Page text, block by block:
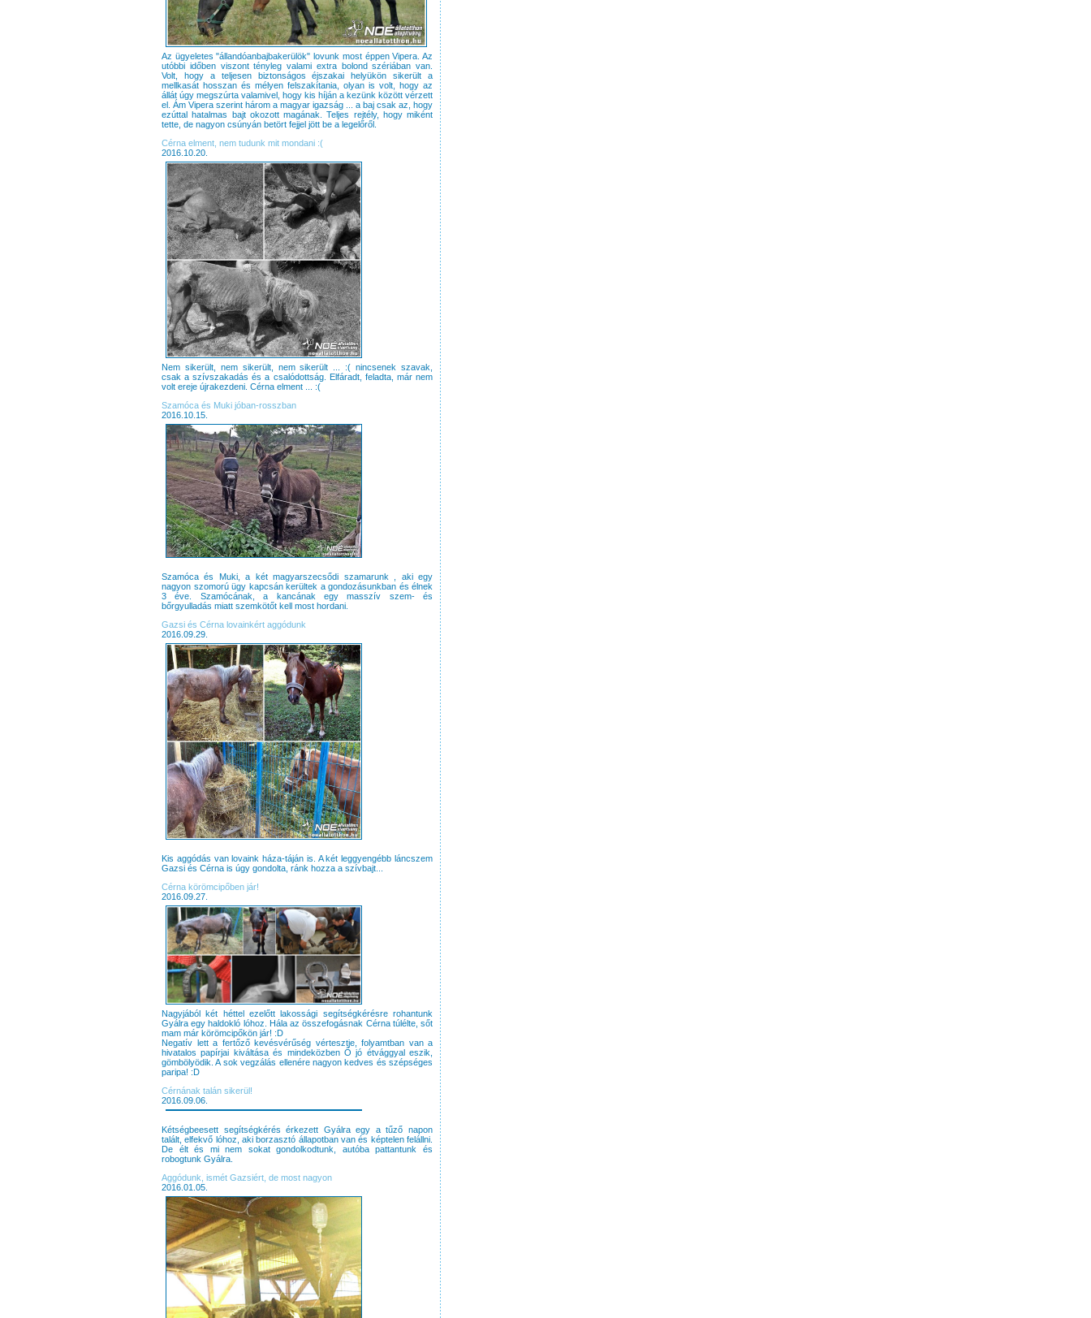
Az ügyeletes "állandóanbajbakerülök" lovunk most éppen Vipera. Az
utóbbi időben viszont tényleg valami extra bolond szériában van.
Volt, hogy a teljesen biztonságos éjszakai helyükön sikerült a
mellkasát hosszan és mélyen felszakítania, olyan is volt, hogy az
állát úgy megszúrta valamivel, hogy kis híján a kezünk között vérzett
el. Ám Vipera szerint három a magyar igazság ... a baj csak az, hogy
ezúttal hatalmas bajt okozott magának. Teljes rejtély, hogy miként
tette, de nagyon csúnyán betört fejjel jött be a legelőről.
Cérna elment, nem tudunk mit mondani :(
2016.10.20.
Nem sikerült, nem sikerült, nem sikerült ... :( nincsenek szavak,
csak a szívszakadás és a csalódottság. Elfáradt, feladta, már nem
volt ereje újrakezdeni. Cérna elment ... :(
Szamóca és Muki jóban-rosszban
2016.10.15.
Szamóca és Muki, a két magyarszecsődi szamarunk , aki egy
nagyon szomorú ügy kapcsán kerültek a gondozásunkban és élnek
3 éve. Szamócának, a kancának egy masszív szem- és
bőrgyulladás miatt szemkötőt kell most hordani.
Gazsi és Cérna lovainkért aggódunk
2016.09.29.
Kis aggódás van lovaink háza-táján is. A két leggyengébb láncszem
Gazsi és Cérna is úgy gondolta, ránk hozza a szívbajt...
Cérna körömcipőben jár!
2016.09.27.
Nagyjából két héttel ezelőtt lakossági segítségkérésre rohantunk
Gyálra egy haldokló lóhoz. Hála az összefogásnak Cérna túlélte, sőt
mam már körömcipőkön jár! :D
Negatív lett a fertőző kevésvérűség vértesztje, folyamtban van a
hivatalos papírjai kiváltása és mindeközben Ő jó étvággyal eszik,
gömbölyödik. A sok vegzálás ellenére nagyon kedves és szépséges
paripa! :D
Cérnának talán sikerül!
2016.09.06.
Kétségbeesett segítségkérés érkezett Gyálra egy a tűző napon
talált, elfekvő lóhoz, aki borzasztó állapotban van és képtelen felállni.
De élt és mi nem sokat gondolkodtunk, autóba pattantunk és
robogtunk Gyálra.
Aggódunk, ismét Gazsiért, de most nagyon
2016.01.05.